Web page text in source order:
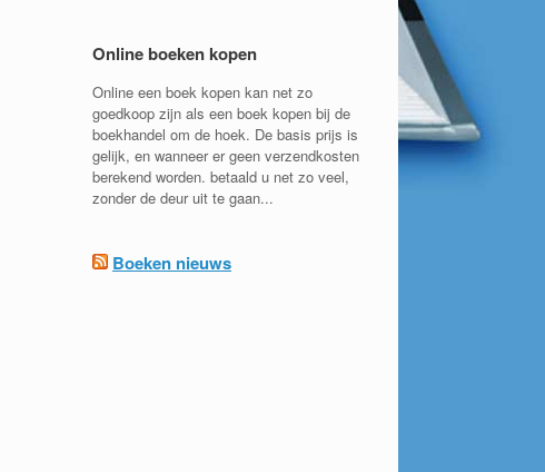
Online boeken kopen
Online een boek kopen kan net zo
goedkoop zijn als een boek kopen bij de
boekhandel om de hoek. De basis prijs is
gelijk, en wanneer er geen verzendkosten
berekend worden. betaald u net zo veel,
zonder de deur uit te gaan...
Boeken nieuws